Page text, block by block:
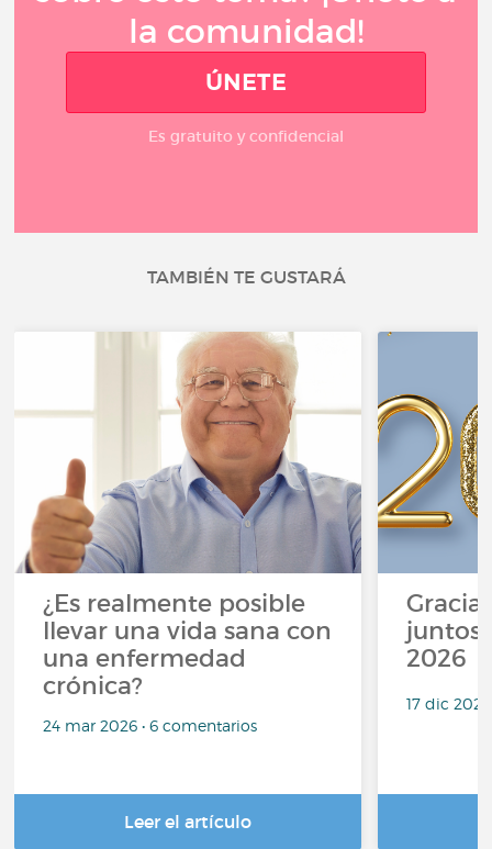
la comunidad!
ÚNETE
Es gratuito y confidencial
TAMBIÉN TE GUSTARÁ
¿Es realmente posible
llevar una vida sana con
una enfermedad
crónica?
24 mar 2026 • 6 comentarios
Leer el artículo
2026
17 dic